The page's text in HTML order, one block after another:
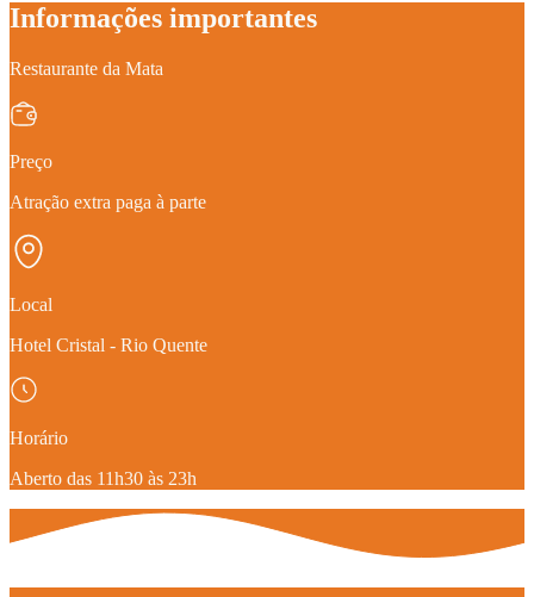
Informações importantes
Restaurante da Mata
Preço
Atração extra paga à parte
Local
Hotel Cristal - Rio Quente
Horário
Aberto das 11h30 às 23h